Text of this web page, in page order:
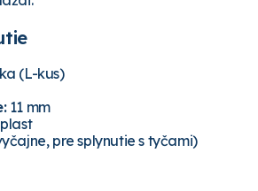
(L-kus)
11 mm
pre splynutie s tyčami)